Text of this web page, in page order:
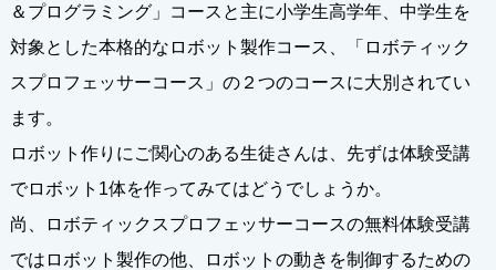
＆プログラミング」コースと主に小学生高学年、中学生を
対象とした本格的なロボット製作コース、「ロボティック
スプロフェッサーコース」の２つのコースに大別されてい
ます。
ロボット作りにご関心のある生徒さんは、先ずは体験受講
でロボット1体を作ってみてはどうでしょうか。
尚、ロボティックスプロフェッサーコースの無料体験受講
ではロボット製作の他、ロボットの動きを制御するための